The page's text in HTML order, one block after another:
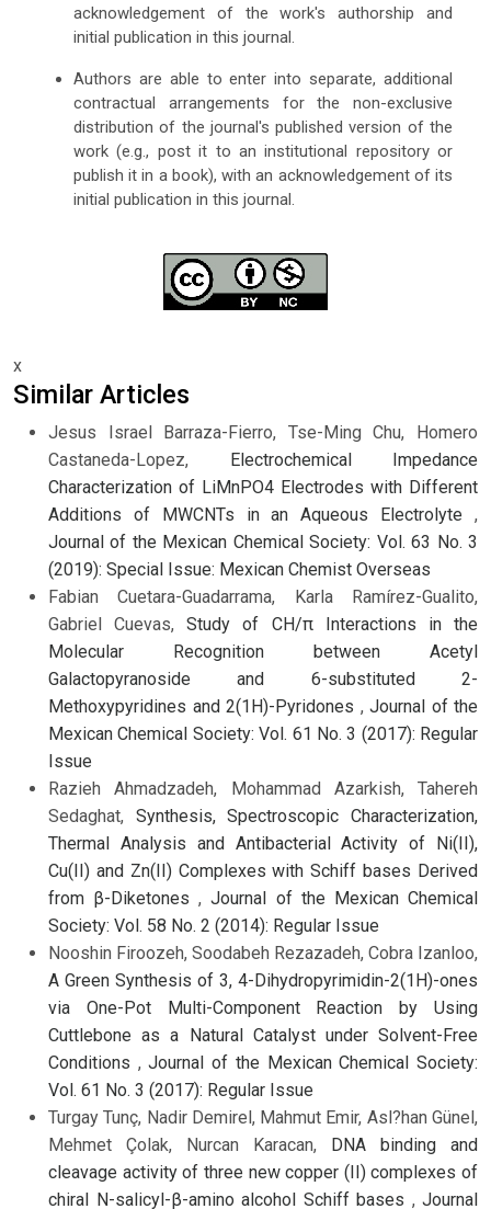
acknowledgement of the work's authorship and
initial publication in this journal.
Authors are able to enter into separate, additional
contractual arrangements for the non-exclusive
distribution of the journal's published version of the
work (e.g., post it to an institutional repository or
publish it in a book), with an acknowledgement of its
initial publication in this journal.
x
Similar Articles
Jesus Israel Barraza-Fierro, Tse-Ming Chu, Homero
Castaneda-Lopez, Electrochemical Impedance
Characterization of LiMnPO4 Electrodes with Different
Additions of MWCNTs in an Aqueous Electrolyte ,
Journal of the Mexican Chemical Society: Vol. 63 No. 3
(2019): Special Issue: Mexican Chemist Overseas
Fabian Cuetara-Guadarrama, Karla Ramírez-Gualito,
Gabriel Cuevas,Study of CH/π Interactions in the
Molecular Recognition between Acetyl
Galactopyranoside and 6-substituted 2-
Methoxypyridines and 2(1H)-Pyridones , Journal of the
Mexican Chemical Society: Vol. 61 No. 3 (2017): Regular
Issue
Razieh Ahmadzadeh, Mohammad Azarkish, Tahereh
Sedaghat, Synthesis, Spectroscopic Characterization,
Thermal Analysis and Antibacterial Activity of Ni(II),
Cu(II) and Zn(II) Complexes with Schiff bases Derived
from β-Diketones,Journal of the Mexican Chemical
Society: Vol. 58 No. 2 (2014): Regular Issue
Nooshin Firoozeh, Soodabeh Rezazadeh, Cobra Izanloo,
A Green Synthesis of 3, 4-Dihydropyrimidin-2(1H)-ones
via One-Pot Multi-Component Reaction by Using
Cuttlebone as a Natural Catalyst under Solvent-Free
Conditions ,Journal of the Mexican Chemical Society:
Vol. 61 No. 3 (2017): Regular Issue
Turgay Tunç, Nadir Demirel, Mahmut Emir, Asl?han Günel,
Mehmet Çolak, Nurcan Karacan, DNA binding and
cleavage activity of three new copper (II) complexes of
chiral N-salicyl-β-amino alcohol Schiff bases , Journal